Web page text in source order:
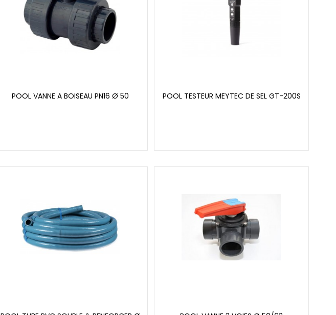
POOL VANNE A BOISEAU PN16 Ø 50 POOL TESTEUR MEYTEC DE SEL GT-200S